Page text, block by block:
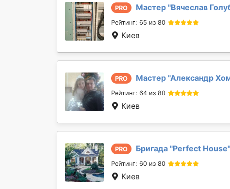
PRO Мастер "Вячеслав
Рейтинг: 65 из 80
Киев
PRO Мастер "Александр
Рейтинг: 64 из 80
Киев
PRO Бригада "Perfect House"
Рейтинг: 60 из 80
Киев